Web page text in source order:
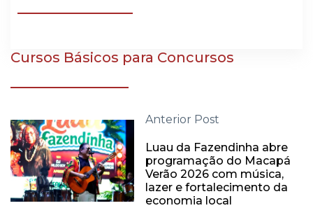
Cursos Básicos para Concursos
Anterior Post
Luau da Fazendinha abre
programação do Macapá
Verão 2026 com música,
lazer e fortalecimento da
economia local